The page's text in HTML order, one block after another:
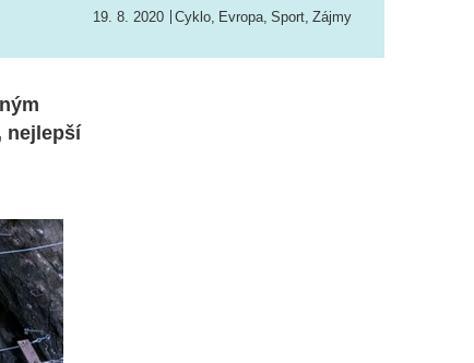
19. 8. 2020 Cyklo, Evropa, Sport, Zájmy
nejlepší